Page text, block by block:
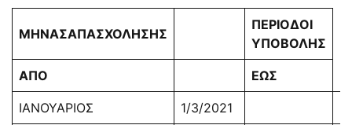
ΜΗΝΑΣΑΠΑΣΧΟΛΗΣΗΣ
ΠΕΡΙΟΔΟΙ
ΥΠΟΒΟΛΗΣ
ΑΠΟ ΕΩΣ
ΙΑΝΟΥΑΡΙΟΣ 1/3/2021